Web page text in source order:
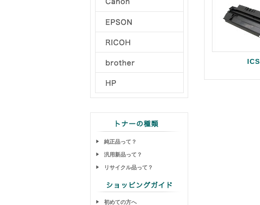
純正品って？
汎用新品って？
リサイクル品って？
初めての方へ
ICS